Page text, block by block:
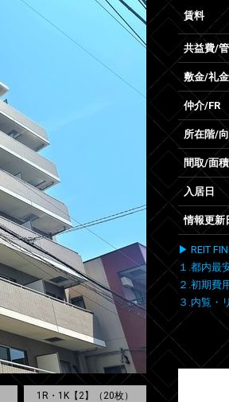
1R・1K【2】（20枚）
賃料
共益費/
敷金/礼金
仲介/FR
所在階/
間取/面積
入居日
情報更新
▶ REIT
１.都内最
２.初期費
３.内覧・